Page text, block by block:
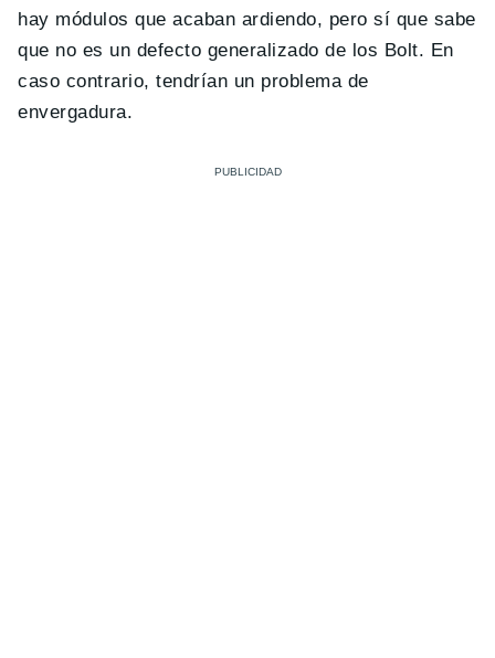
hay módulos que acaban ardiendo, pero sí que sabe
que no es un defecto generalizado de los Bolt. En
caso contrario, tendrían un problema de
envergadura.